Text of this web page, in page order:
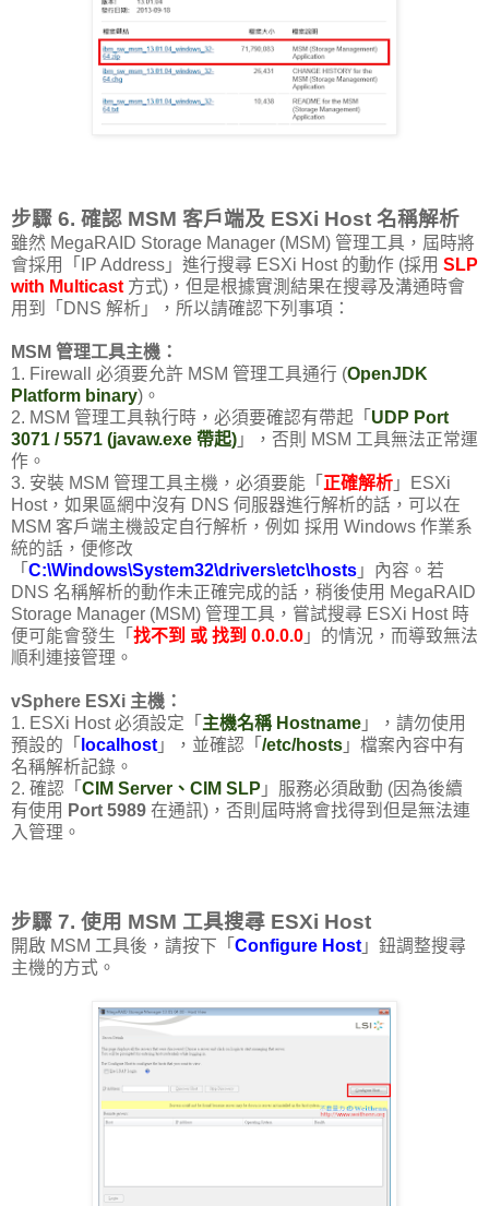
步驟 6. 確認 MSM 客戶端及 ESXi Host 名稱解析
雖然 MegaRAID Storage Manager (MSM) 管理工具，屆時將
會採用「IP Address」進行搜尋 ESXi Host 的動作 (採用 SLP
with Multicast 方式)，但是根據實測結果在搜尋及溝通時會
用到「DNS 解析」，所以請確認下列事項：
MSM 管理工具主機：
1. Firewall 必須要允許 MSM 管理工具通行 (OpenJDK
Platform binary)。
2. MSM 管理工具執行時，必須要確認有帶起「 UDP Port
3071 / 5571 (javaw.exe 帶起) 」，否則 MSM 工具無法正常運
作。
3. 安裝 MSM 管理工具主機，必須要能「 正確解析 」ESXi
Host，如果區網中沒有 DNS 伺服器進行解析的話，可以在
MSM 客戶端主機設定自行解析，例如 採用 Windows 作業系
統的話，便修改
「 C:\Windows\System32\drivers\etc\hosts 」內容。若
DNS 名稱解析的動作未正確完成的話，稍後使用 MegaRAID
Storage Manager (MSM) 管理工具，嘗試搜尋 ESXi Host 時
便可能會發生「 找不到 或 找到 0.0.0.0 」的情況，而導致無法
順利連接管理。
vSphere ESXi 主機：
1. ESXi Host 必須設定「 主機名稱 Hostname 」，請勿使用
預設的「 localhost 」，並確認「 /etc/hosts 」檔案內容中有
名稱解析記錄。
2. 確認「 CIM Server、CIM SLP 」服務必須啟動 (因為後續
有使用 Port 5989 在通訊)，否則屆時將會找得到但是無法連
入管理。
步驟 7. 使用 MSM 工具搜尋 ESXi Host
開啟 MSM 工具後，請按下「 Configure Host 」鈕調整搜尋
主機的方式。